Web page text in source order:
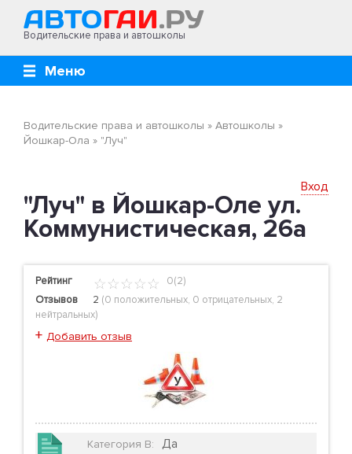
Водительские права и автошколы
Меню
Водительские права и автошколы » Автошколы »
Йошкар-Ола » "Луч"
Вход
"Луч" в Йошкар-Оле ул.
Коммунистическая, 26а
Рейтинг
0(2)
Отзывов
2 (0 положительных, 0 отрицательных, 2
нейтральных)
+ Добавить отзыв
Категория B: Да